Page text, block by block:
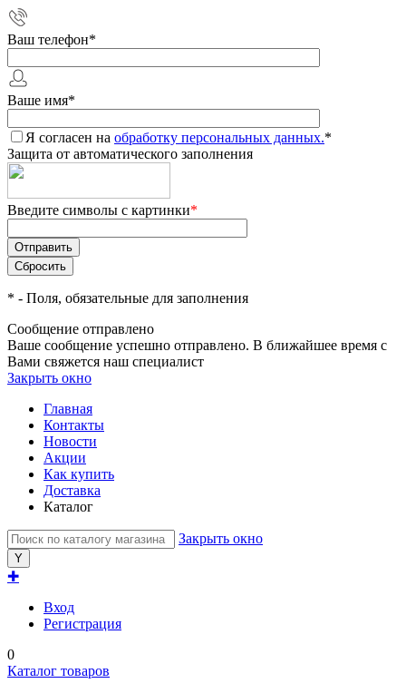
Ваш телефон*
Ваше имя*
Я согласен на обработку персональных данных.*
Защита от автоматического заполнения
Введите символы с картинки*
* - Поля, обязательные для заполнения
Сообщение отправлено
Ваше сообщение успешно отправлено. В ближайшее время с
Вами свяжется наш специалист
Закрыть окно
Главная
Контакты
Новости
Акции
Как купить
Доставка
Каталог
Закрыть окно
✚
Вход
Регистрация
0
Каталог товаров